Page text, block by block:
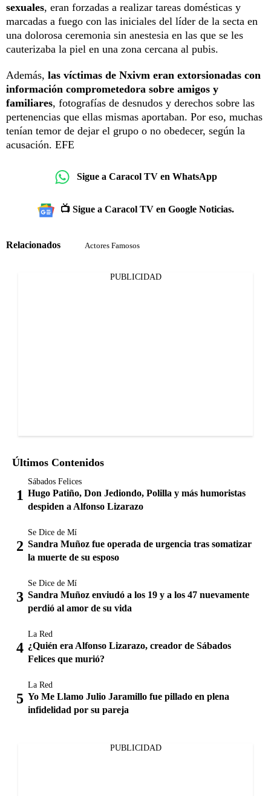
sexuales, eran forzadas a realizar tareas domésticas y
marcadas a fuego con las iniciales del líder de la secta en
una dolorosa ceremonia sin anestesia en las que se les
cauterizaba la piel en una zona cercana al pubis.
Además, las víctimas de Nxivm eran extorsionadas con
información comprometedora sobre amigos y
familiares, fotografías de desnudos y derechos sobre las
pertenencias que ellas mismas aportaban. Por eso, muchas
tenían temor de dejar el grupo o no obedecer, según la
acusación. EFE
Sigue a Caracol TV en WhatsApp
📺 Sigue a Caracol TV en Google Noticias.
Relacionados Actores Famosos
PUBLICIDAD
Últimos Contenidos
Sábados Felices
Hugo Patiño, Don Jediondo, Polilla y más humoristas
despiden a Alfonso Lizarazo
Se Dice de Mí
Sandra Muñoz fue operada de urgencia tras somatizar
la muerte de su esposo
Se Dice de Mí
Sandra Muñoz enviudó a los 19 y a los 47 nuevamente
perdió al amor de su vida
La Red
¿Quién era Alfonso Lizarazo, creador de Sábados
Felices que murió?
La Red
Yo Me Llamo Julio Jaramillo fue pillado en plena
infidelidad por su pareja
PUBLICIDAD